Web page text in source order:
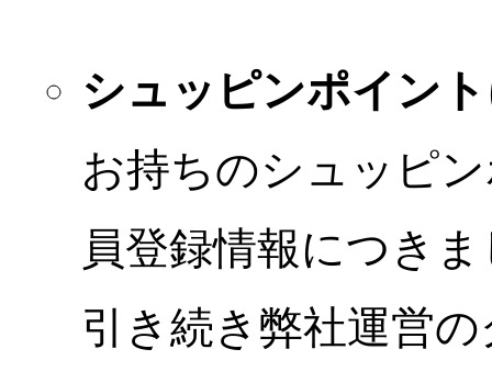
シュッピンポイン
お持ちのシュッピ
員登録情報につき
引き続き弊社運営